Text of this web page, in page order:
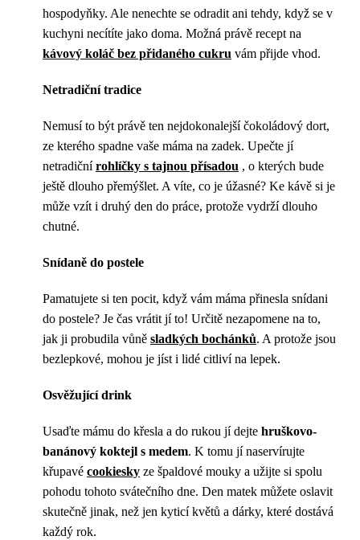
hospodyňky. Ale nenechte se odradit ani tehdy, když se v
kuchyni necítíte jako doma. Možná právě recept na
kávový koláč bez přidaného cukru vám přijde vhod.
Netradiční tradice
Nemusí to být právě ten nejdokonalejší čokoládový dort,
ze kterého spadne vaše máma na zadek. Upečte jí
netradiční rohlíčky s tajnou přísadou , o kterých bude
ještě dlouho přemýšlet. A víte, co je úžasné? Ke kávě si je
může vzít i druhý den do práce, protože vydrží dlouho
chutné.
Snídaně do postele
Pamatujete si ten pocit, když vám máma přinesla snídani
do postele? Je čas vrátit jí to! Určitě nezapomene na to,
jak ji probudila vůně sladkých bochánků. A protože jsou
bezlepkové, mohou je jíst i lidé citliví na lepek.
Osvěžující drink
Usaďte mámu do křesla a do rukou jí dejte hruškovo-
banánový koktejl s medem. K tomu jí naservírujte
křupavé cookiesky ze špaldové mouky a užijte si spolu
pohodu tohoto svátečního dne. Den matek můžete oslavit
skutečně jinak, než jen kyticí květů a dárky, které dostává
každý rok.